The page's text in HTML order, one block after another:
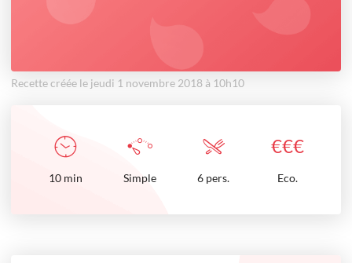
Recette créée le jeudi 1 novembre 2018 à 10h10
€€€
10 min Simple 6 pers. Eco.